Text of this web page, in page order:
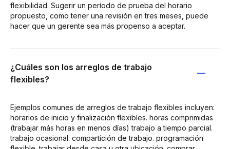
flexibilidad. Sugerir un período de prueba del horario
propuesto, como tener una revisión en tres meses, puede
hacer que un gerente sea más propenso a aceptar.
¿Cuáles son los arreglos de trabajo
flexibles?
Ejemplos comunes de arreglos de trabajo flexibles incluyen:
horarios de inicio y finalización flexibles. horas comprimidas
(trabajar más horas en menos días) trabajo a tiempo parcial.
trabajo ocasional. compartición de trabajo. programación